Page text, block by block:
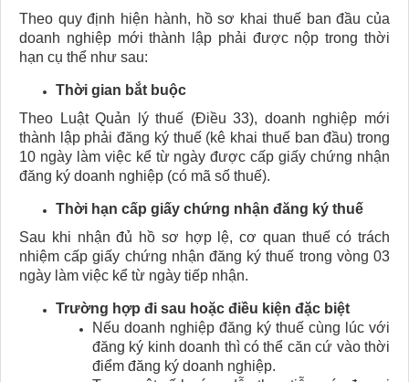
Theo quy định hiện hành, hồ sơ khai thuế ban đầu của
doanh nghiệp mới thành lập phải được nộp trong thời
hạn cụ thể như sau:
Thời gian bắt buộc
Theo Luật Quản lý thuế (Điều 33), doanh nghiệp mới
thành lập phải đăng ký thuế (kê khai thuế ban đầu) trong
10 ngày làm việc kể từ ngày được cấp giấy chứng nhận
đăng ký doanh nghiệp (có mã số thuế).
Thời hạn cấp giấy chứng nhận đăng ký thuế
Sau khi nhận đủ hồ sơ hợp lệ, cơ quan thuế có trách
nhiệm cấp giấy chứng nhận đăng ký thuế trong vòng 03
ngày làm việc kể từ ngày tiếp nhận.
Trường hợp đi sau hoặc điều kiện đặc biệt
Nếu doanh nghiệp đăng ký thuế cùng lúc với
đăng ký kinh doanh thì có thể căn cứ vào thời
điểm đăng ký doanh nghiệp.